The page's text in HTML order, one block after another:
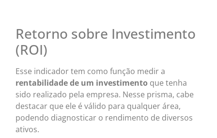
Retorno sobre Investimento
(ROI)
Esse indicador tem como função medir a
rentabilidade de um investimento que tenha
sido realizado pela empresa. Nesse prisma, cabe
destacar que ele é válido para qualquer área,
podendo diagnosticar o rendimento de diversos
ativos.